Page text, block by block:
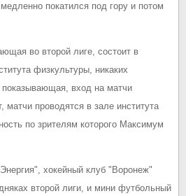
покатился под гору и потом
во второй лиге, состоит в
физкультуры, никаких
показывающая, вход на матчи
проводятся в зале института
по зрителям которого Максимум
хокейный клуб "Воронеж"
второй лиги, и мини футбольный